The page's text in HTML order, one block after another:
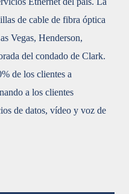
de cable de fibra óptica
Vegas, Henderson,
del condado de Clark.
de los clientes a
a los clientes
de datos, vídeo y voz de